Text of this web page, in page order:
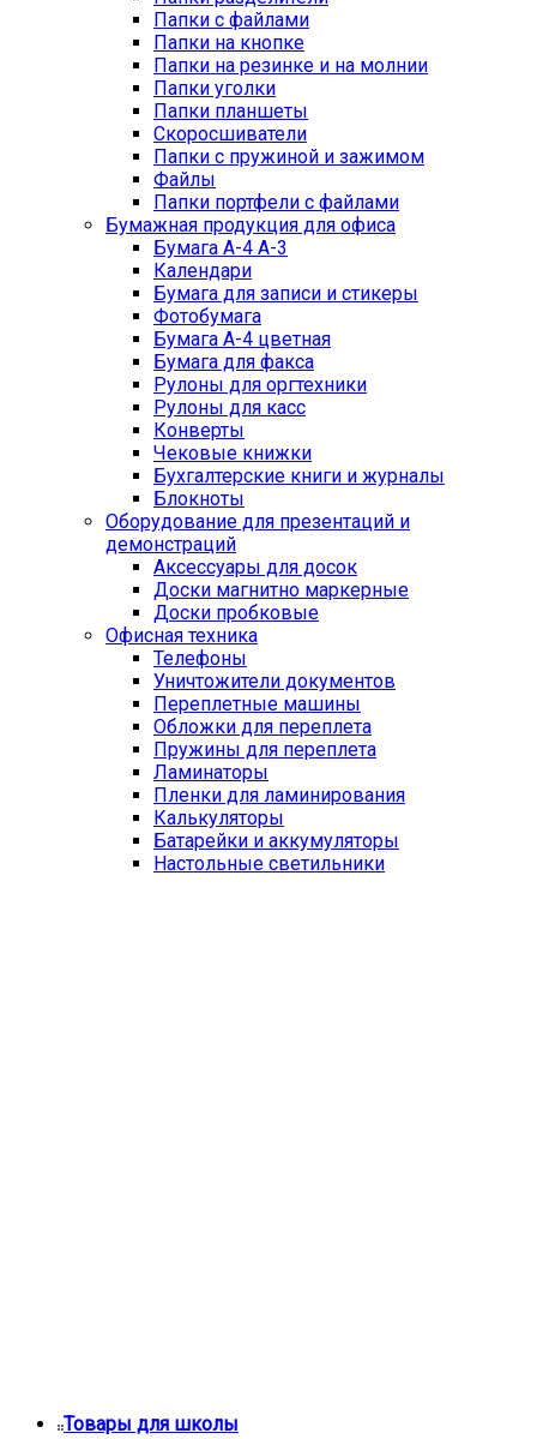
Папки с файлами
Папки на кнопке
Папки на резинке и на молнии
Папки уголки
Папки планшеты
Скоросшиватели
Папки с пружиной и зажимом
Файлы
Папки портфели с файлами
Бумажная продукция для офиса
Бумага А-4 А-3
Календари
Бумага для записи и стикеры
Фотобумага
Бумага А-4 цветная
Бумага для факса
Рулоны для оргтехники
Рулоны для касс
Конверты
Чековые книжки
Бухгалтерские книги и журналы
Блокноты
Оборудование для презентаций и
демонстраций
Аксессуары для досок
Доски магнитно маркерные
Доски пробковые
Офисная техника
Телефоны
Уничтожители документов
Переплетные машины
Обложки для переплета
Пружины для переплета
Ламинаторы
Пленки для ламинирования
Калькуляторы
Батарейки и аккумуляторы
Настольные светильники
Товары для школы